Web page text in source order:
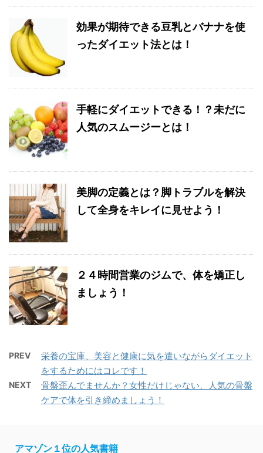
効果が期待できる豆乳とバナナを使
ったダイエット法とは！
手軽にダイエットできる！？未だに
人気のスムージーとは！
美脚の定義とは？脚トラブルを解決
して全身をキレイに見せよう！
２４時間営業のジムで、体を矯正し
ましょう！
PREV
栄養の宝庫、美容と健康に気を遣いながらダイエット
をするためにはコレです！
NEXT
骨盤歪んでませんか？女性だけじゃない、人気の骨盤
ケアで体を引き締めましょう！
アマゾン１位の人気書籍